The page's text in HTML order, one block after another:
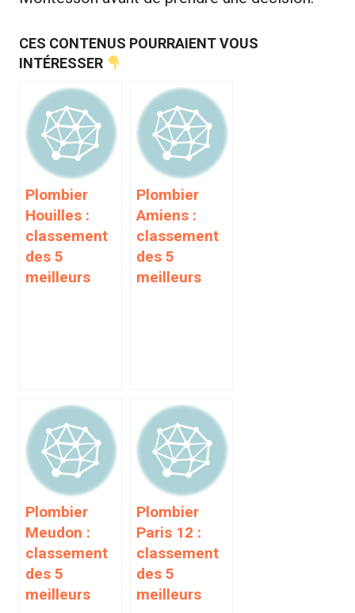
CES CONTENUS POURRAIENT VOUS
INTÉRESSER
Plombier
Houilles :
classement
des 5
meilleurs
Plombier
Amiens :
classement
des 5
meilleurs
Plombier
Meudon :
classement
des 5
meilleurs
Plombier
Paris 12 :
classement
des 5
meilleurs